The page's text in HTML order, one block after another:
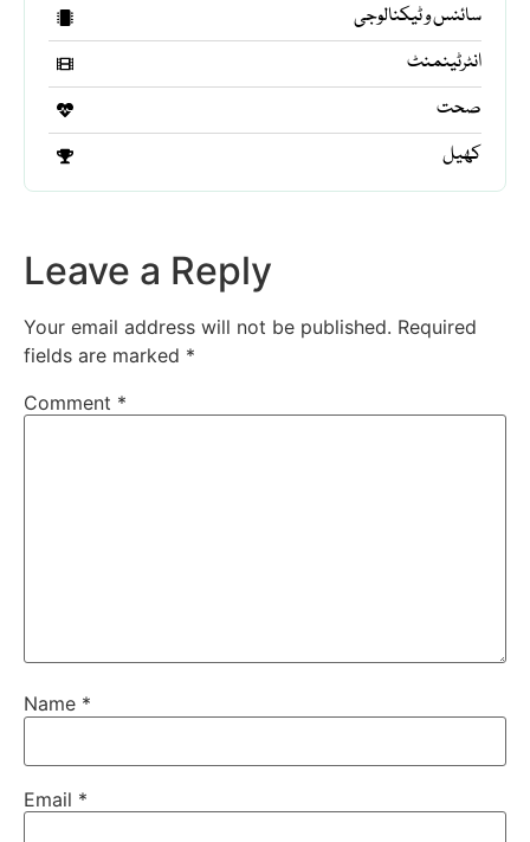
سائنس و ٹیکنالوجی
انٹرٹینمنٹ
صحت
کھیل
Leave a Reply
Your email address will not be published. Required
fields are marked *
Comment *
Name *
Email *